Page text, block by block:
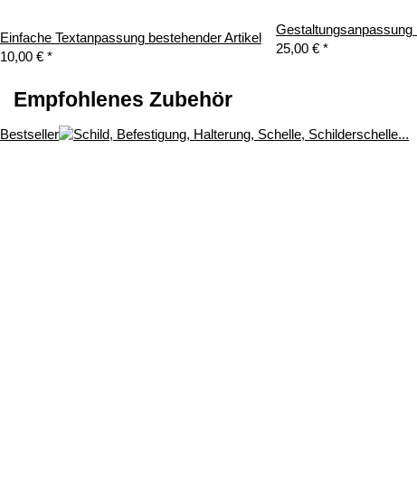
Einfache Textanpassung bestehender Artikel
10,00 € *
Gestaltungsanpassung
25,00 € *
Empfohlenes Zubehör
Bestseller